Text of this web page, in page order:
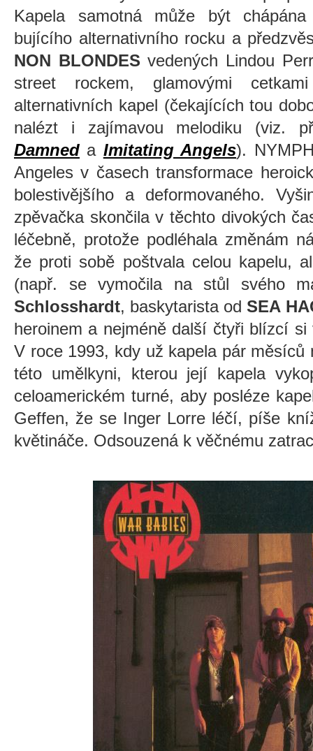
Kapela samotná může být
bujícího alternativního rocku a
NON BLONDES vedených Lindou
street rockem, glamovými
alternativních kapel (čekajících tou
nalézt i zajímavou melodiku (viz.
Damned a Imitating Angels).
Angeles v časech transformace
bolestivějšího a deformovaného.
zpěvačka skončila v těchto divokých
léčebně, protože podléhala změnám
že proti sobě poštvala celou kapelu,
(např. se vymočila na stůl svého
Schlosshardt, baskytarista odSEA
heroinem a nejméně další čtyři blízcí
V roce 1993, kdy už kapela pár měsíců
této umělkyni, kterou její kapela
celoamerickém turné, aby posléze
Geffen, že se Inger Lorre léčí, píše
květináče. Odsouzená k věčnému